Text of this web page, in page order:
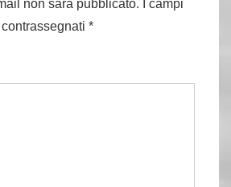
non sarà pubblicato.
I campi
*